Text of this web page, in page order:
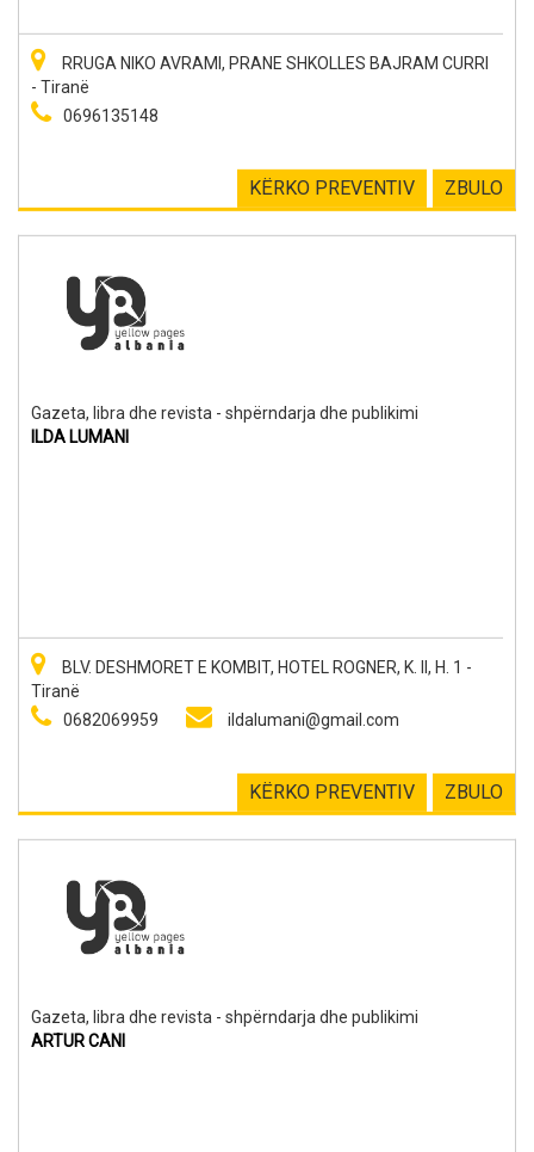
RRUGA NIKO AVRAMI, PRANE SHKOLLES BAJRAM CURRI
- Tiranë
0696135148
ZBULO
KËRKO PREVENTIV
Gazeta, libra dhe revista - shpërndarja dhe publikimi
ILDA LUMANI
BLV. DESHMORET E KOMBIT, HOTEL ROGNER, K. II, H. 1 -
Tiranë
0682069959
ildalumani@gmail.com
ZBULO
KËRKO PREVENTIV
Gazeta, libra dhe revista - shpërndarja dhe publikimi
ARTUR CANI